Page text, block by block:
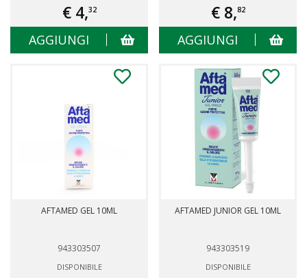
€ 4,32
AGGIUNGI
€ 8,82
AGGIUNGI
AFTAMED GEL 10ML
943303507
DISPONIBILE
AFTAMED JUNIOR GEL 10ML
943303519
DISPONIBILE